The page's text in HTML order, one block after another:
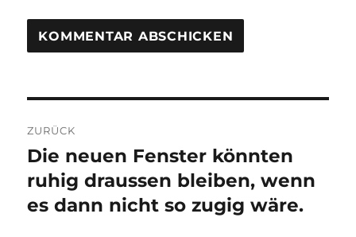
ZURÜCK
Vorheriger
Beitrag:
Die neuen Fenster könnten
ruhig draussen bleiben, wenn
es dann nicht so zugig wäre.